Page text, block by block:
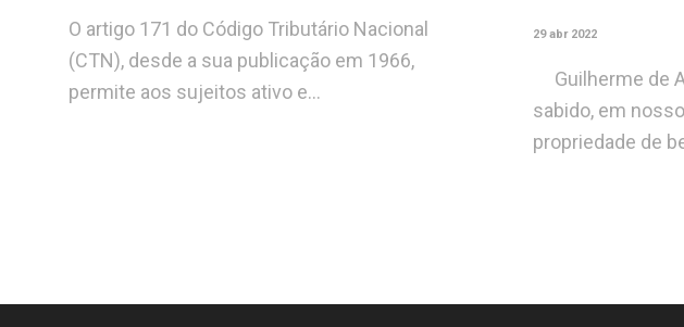
O artigo 171 do Código Tributário Nacional
(CTN), desde a sua publicação em 1966,
permite aos sujeitos ativo e…
29 abr 2022
Guilherme de
sabido, em
propriedade de